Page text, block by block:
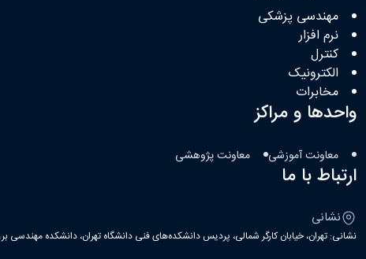
مهندسی پزشکی
نرم افزار
کنترل
الکترونیک
مخابرات
واحدها و مراکز
معاونت آموزشی معاونت پژوهشی
ارتباط با ما
نشانی
نشانی: تهران، خیابان کارگر شمالی، پردیس دانشکده‌های فنی دانشگاه تهران، دانشکده مهندسی